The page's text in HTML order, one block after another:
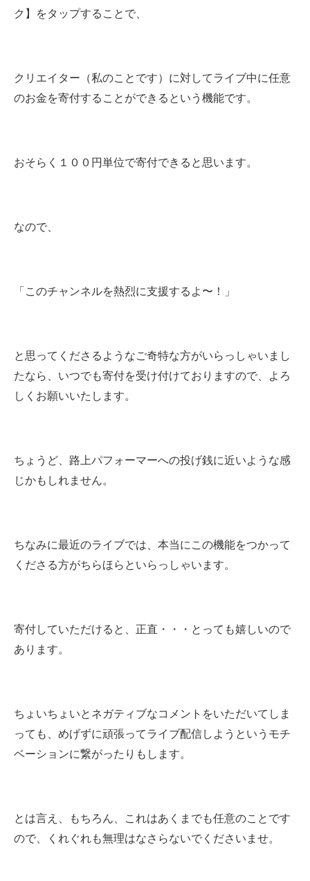
ク】をタップすることで、
クリエイター（私のことです）に対してライブ中に任意
のお金を寄付することができるという機能です。
おそらく１００円単位で寄付できると思います。
なので、
「このチャンネルを熱烈に支援するよ〜！」
と思ってくださるようなご奇特な方がいらっしゃいまし
たなら、いつでも寄付を受け付けておりますので、よろ
しくお願いいたします。
ちょうど、路上パフォーマーへの投げ銭に近いような感
じかもしれません。
ちなみに最近のライブでは、本当にこの機能をつかって
くださる方がちらほらといらっしゃいます。
寄付していただけると、正直・・・とっても嬉しいので
あります。
ちょいちょいとネガティブなコメントをいただいてしま
っても、めげずに頑張ってライブ配信しようというモチ
ベーションに繋がったりもします。
とは言え、もちろん、これはあくまでも任意のことです
ので、くれぐれも無理はなさらないでくださいませ。